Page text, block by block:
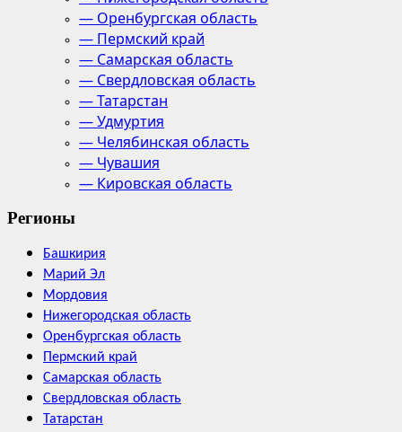
— Оренбургская область
— Пермский край
— Самарская область
— Свердловская область
— Татарстан
— Удмуртия
— Челябинская область
— Чувашия
— Кировская область
Регионы
Башкирия
Марий Эл
Мордовия
Нижегородская область
Оренбургская область
Пермский край
Самарская область
Свердловская область
Татарстан